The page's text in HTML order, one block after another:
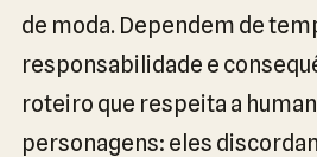
de moda. Dependem de
responsabilidade e
roteiro que respeita a
personagens: eles